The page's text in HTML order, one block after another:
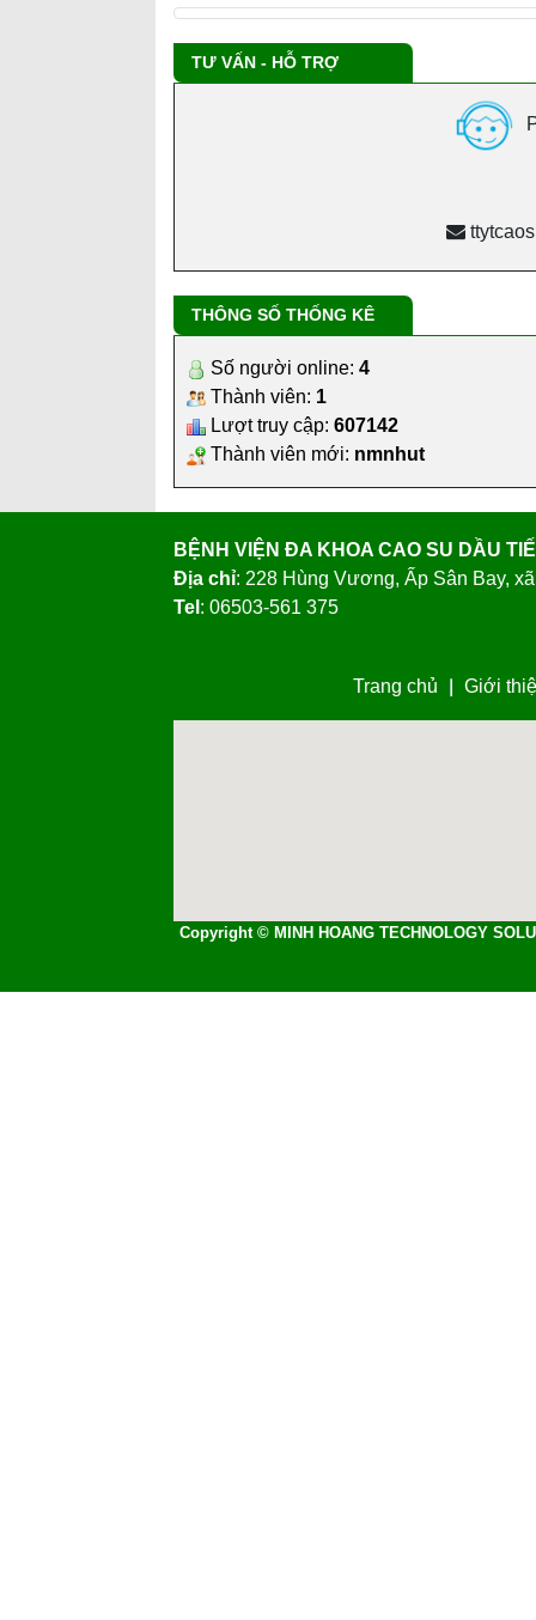
THÔNG SỐ THỐNG KÊ
Thành viên:1
Lượt truy cập:607142
Thành viên mới:
nmnhut
: 228 Hùng Vương, Ấp Sân Bay,
Tel: 06503-561 375